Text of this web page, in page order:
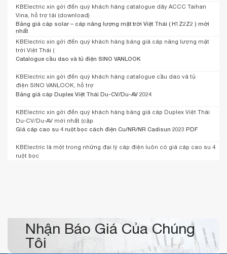
KBElectric xin gởi đến quý khách hàng catalogue dây ACCC Taihan
Vina, hỗ trợ tải (download)
Bảng giá cáp solar – cáp năng lượng mặt trời Việt Thái ( H1Z2Z2 ) mới
nhất
KBElectric xin gởi đến quý khách hàng bảng giá cáp năng lượng mặt
trời Việt Thái (
Catalogue cầu dao và tủ điện SINO VANLOOK
KBElectric xin gởi đến quý khách hàng catalogue cầu dao và tủ
điện SINO VANLOOK, hỗ trợ
Bảng giá cáp Duplex Việt Thái Du-CV/Du-AV 2024
KBElectric xin gởi đến quý khách hàng bảng giá cáp Duplex Việt Thái
Du-CV/Du-AV mới nhất (cập
Giá cáp cao su 4 ruột bọc cách điện Cu/NR/NR Cadisun 2023 PDF
KBElectric là một trong những đại lý cáp điện luôn có giá cáp cao su 4
ruột bọc
Nhận Báo Giá Của Chúng
Tôi